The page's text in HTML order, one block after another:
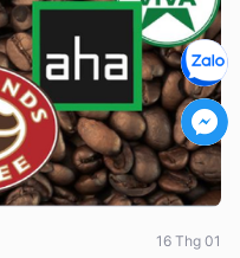
16 Thg 01